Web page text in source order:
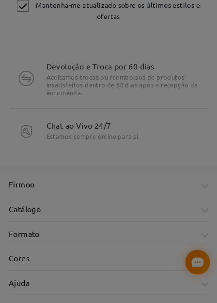
Mantenha-me atualizado sobre os últimos estilos e
ofertas
Devolução e Troca por 60 dias
Aceitamos trocas ou reembolsos de produtos
insatisfeitos dentro de 60 dias após a recepção da
encomenda.
Chat ao Vivo 24/7
Estamos sempre online para si.
Firmoo
Catálogo
Formato
Cores
Ajuda